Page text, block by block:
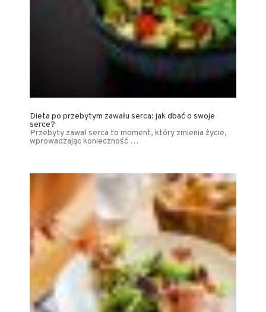
Dieta po przebytym zawału serca: jak dbać o swoje
serce?
Przebyty zawał serca to moment, który zmienia życie,
wprowadzając konieczność …